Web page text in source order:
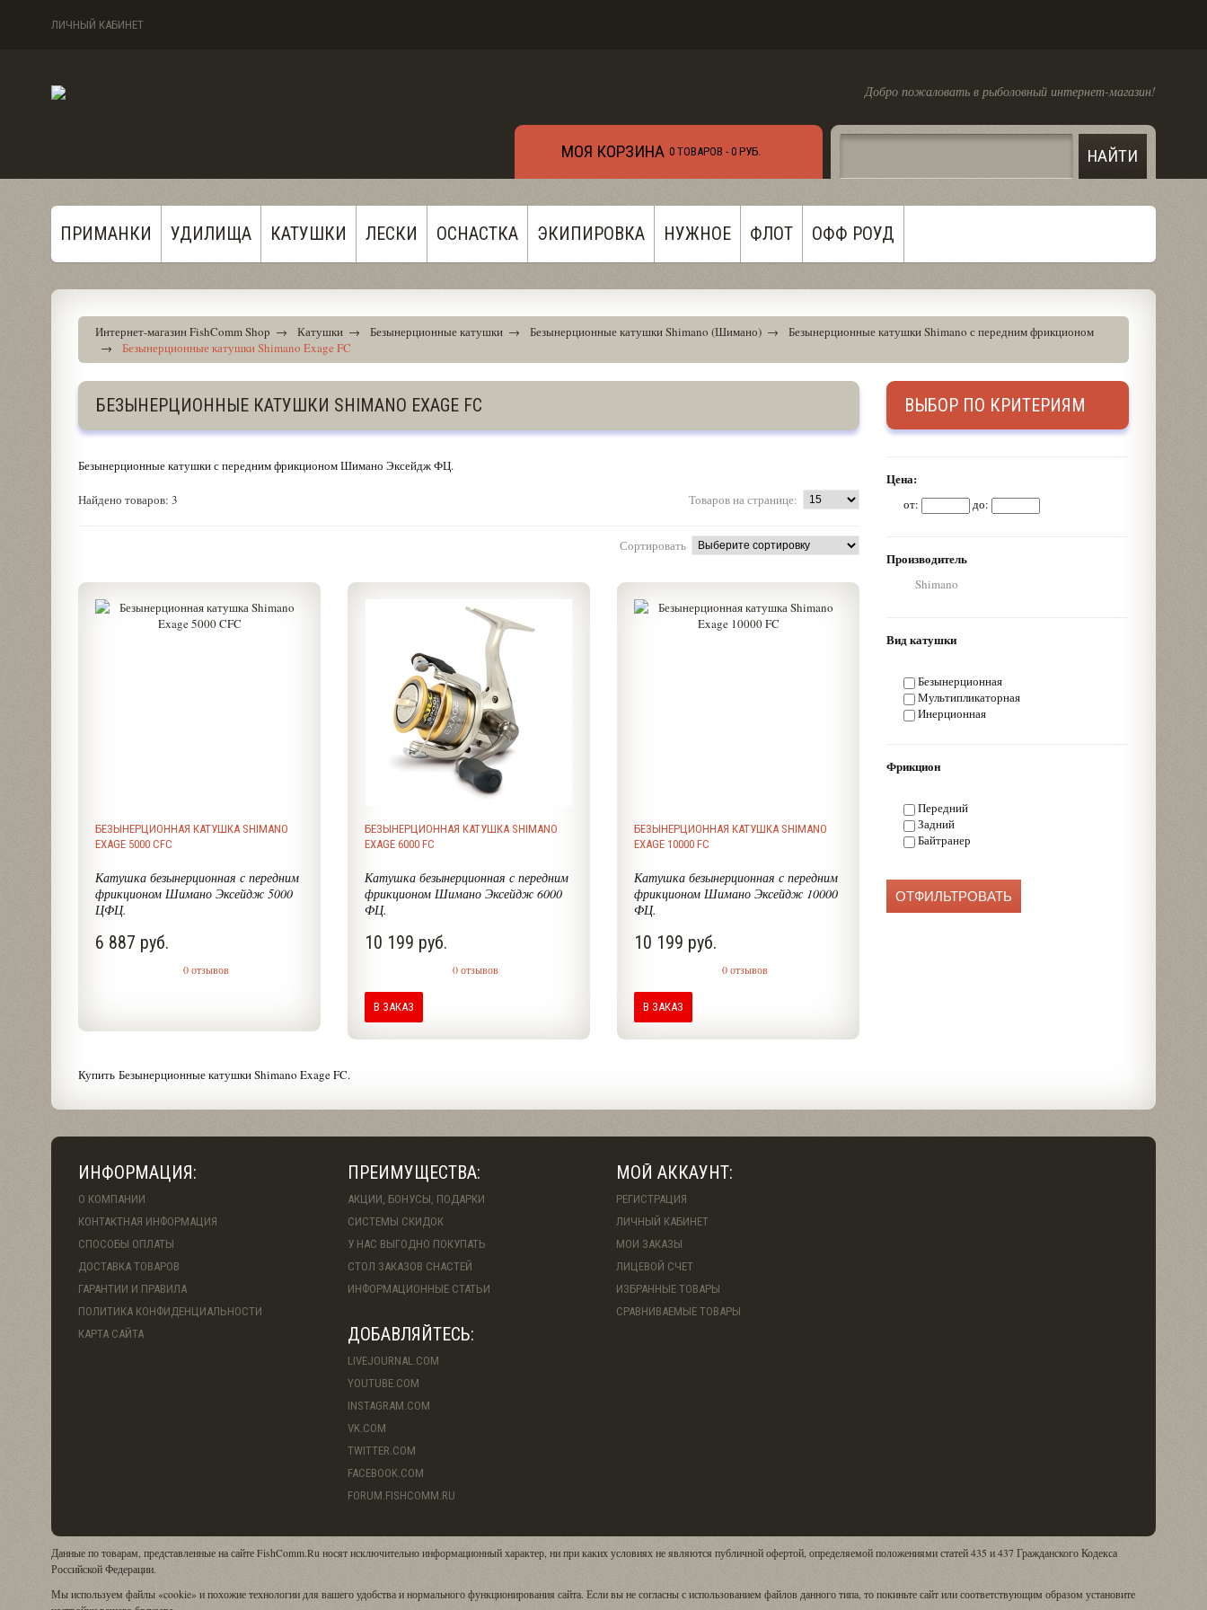
ЛИЧНЫЙ КАБИНЕТ
Добро пожаловать в рыболовный интернет-магазин!
МОЯ КОРЗИНА 0 ТОВАРОВ - 0 РУБ.
ПРИМАНКИ УДИЛИЩА КАТУШКИ ЛЕСКИ ОСНАСТКА ЭКИПИРОВКА НУЖНОЕ ФЛОТ ОФФ РОУД
Интернет-магазин FishComm Shop → Катушки → Безынерционные катушки → Безынерционные катушки Shimano (Шимано) →
Безынерционные катушки Shimano с передним фрикционом
→
Безынерционные катушки Shimano Exage FC
БЕЗЫНЕРЦИОННЫЕ КАТУШКИ SHIMANO EXAGE FC
Безынерционные катушки с передним фрикционом Шимано Эксейдж ФЦ.
Найдено товаров: 3 Товаров на странице:
Сортировать
БЕЗЫНЕРЦИОННАЯ КАТУШКА SHIMANO
EXAGE 5000 CFC
Катушка безынерционная с передним
фрикционом Шимано Эксейдж 5000
ЦФЦ.
6 887 руб.
0 отзывов
БЕЗЫНЕРЦИОННАЯ КАТУШКА SHIMANO
EXAGE 6000 FC
Катушка безынерционная с передним
фрикционом Шимано Эксейдж 6000
ФЦ.
10 199 руб.
0 отзывов
В ЗАКАЗ
БЕЗЫНЕРЦИОННАЯ КАТУШКА SHIMANO
EXAGE 10000 FC
Катушка безынерционная с передним
фрикционом Шимано Эксейдж 10000
ФЦ.
10 199 руб.
0 отзывов
В ЗАКАЗ
Купить Безынерционные катушки Shimano Exage FC.
ВЫБОР ПО КРИТЕРИЯМ
Цена:
от: до:
Производитель
Shimano
Вид катушки
Безынерционная
Мультипликаторная
Инерционная
Фрикцион
Передний
Задний
Байтранер
ИНФОРМАЦИЯ:
О КОМПАНИИ
КОНТАКТНАЯ ИНФОРМАЦИЯ
СПОСОБЫ ОПЛАТЫ
ДОСТАВКА ТОВАРОВ
ГАРАНТИИ И ПРАВИЛА
ПОЛИТИКА КОНФИДЕНЦИАЛЬНОСТИ
КАРТА САЙТА
ПРЕИМУЩЕСТВА:
АКЦИИ, БОНУСЫ, ПОДАРКИ
СИСТЕМЫ СКИДОК
У НАС ВЫГОДНО ПОКУПАТЬ
СТОЛ ЗАКАЗОВ СНАСТЕЙ
ИНФОРМАЦИОННЫЕ СТАТЬИ
МОЙ АККАУНТ:
РЕГИСТРАЦИЯ
ЛИЧНЫЙ КАБИНЕТ
МОИ ЗАКАЗЫ
ЛИЦЕВОЙ СЧЕТ
ИЗБРАННЫЕ ТОВАРЫ
СРАВНИВАЕМЫЕ ТОВАРЫ
ДОБАВЛЯЙТЕСЬ:
LIVEJOURNAL.COM
YOUTUBE.COM
INSTAGRAM.COM
VK.COM
TWITTER.COM
FACEBOOK.COM
FORUM.FISHCOMM.RU
Данные по товарам, представленные на сайте FishComm.Ru носят исключительно информационный характер, ни при каких условиях не являются публичной офертой, определяемой положениями статей 435 и 437 Гражданского Кодекса
Российской Федерации.
Мы используем файлы «cookie» и похожие технологии для вашего удобства и нормального функционирования сайта. Если вы не согласны с использованием файлов данного типа, то покиньте сайт или соответствующим образом установите